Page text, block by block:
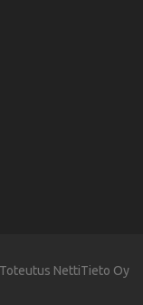
Toteutus NettiTieto Oy